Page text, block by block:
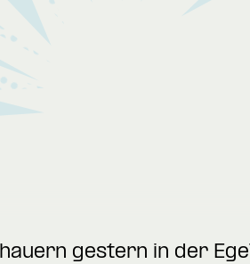
gestern in der